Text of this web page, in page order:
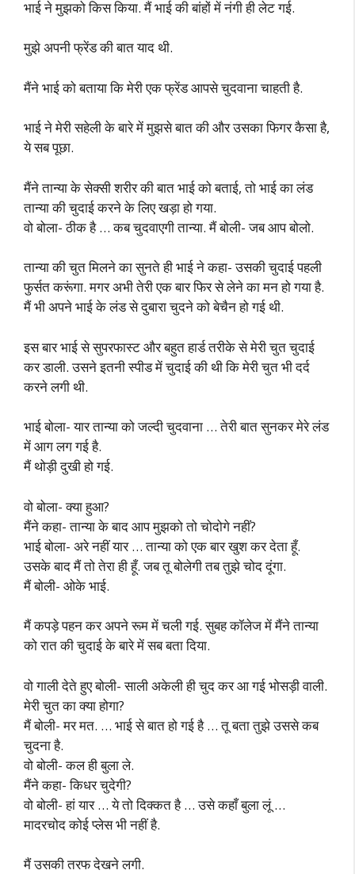
भाई ने मुझको किस किया. मैं भाई की बांहों में नंगी ही लेट गई.
मुझे अपनी फ्रेंड की बात याद थी.
मैंने भाई को बताया कि मेरी एक फ्रेंड आपसे चुदवाना चाहती है.
भाई ने मेरी सहेली के बारे में मुझसे बात की और उसका फिगर कैसा है,
ये सब पूछा.
मैंने तान्या के सेक्सी शरीर की बात भाई को बताई, तो भाई का लंड
तान्या की चुदाई करने के लिए खड़ा हो गया.
वो बोला- ठीक है … कब चुदवाएगी तान्या. मैं बोली- जब आप बोलो.
तान्या की चुत मिलने का सुनते ही भाई ने कहा- उसकी चुदाई पहली
फुर्सत करूंगा. मगर अभी तेरी एक बार फिर से लेने का मन हो गया है.
मैं भी अपने भाई के लंड से दुबारा चुदने को बेचैन हो गई थी.
इस बार भाई से सुपरफास्ट और बहुत हार्ड तरीके से मेरी चुत चुदाई
कर डाली. उसने इतनी स्पीड में चुदाई की थी कि मेरी चुत भी दर्द
करने लगी थी.
भाई बोला- यार तान्या को जल्दी चुदवाना … तेरी बात सुनकर मेरे लंड
में आग लग गई है.
मैं थोड़ी दुखी हो गई.
वो बोला- क्या हुआ?
मैंने कहा- तान्या के बाद आप मुझको तो चोदोगे नहीं?
भाई बोला- अरे नहीं यार … तान्या को एक बार खुश कर देता हूँ.
उसके बाद मैं तो तेरा ही हूँ. जब तू बोलेगी तब तुझे चोद दूंगा.
मैं बोली- ओके भाई.
मैं कपड़े पहन कर अपने रूम में चली गई. सुबह कॉलेज में मैंने तान्या
को रात की चुदाई के बारे में सब बता दिया.
वो गाली देते हुए बोली- साली अकेली ही चुद कर आ गई भोसड़ी वाली.
मेरी चुत का क्या होगा?
मैं बोली- मर मत. … भाई से बात हो गई है … तू बता तुझे उससे कब
चुदना है.
वो बोली- कल ही बुला ले.
मैंने कहा- किधर चुदेगी?
वो बोली- हां यार … ये तो दिक्कत है … उसे कहाँ बुला लूं …
मादरचोद कोई प्लेस भी नहीं है.
मैं उसकी तरफ देखने लगी.